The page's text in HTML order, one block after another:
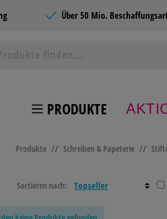
Über 50 Mio.
PRODUKTE
&
BASTELN &
Produkte // Schreiben & Papeterie //
Sortieren nach: